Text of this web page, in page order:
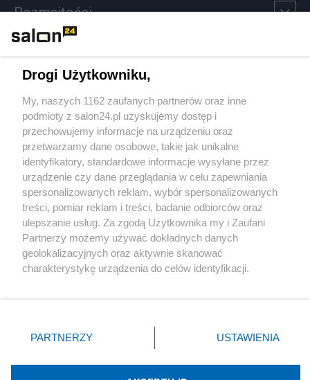
Rozmaitości
Sport
Społeczeństwo
Kultura
X Facebook Instagram Youtube
Drogi Użytkowniku,
My, naszych 1162 zaufanych partnerów oraz inne
podmioty z salon24.pl uzyskujemy dostęp i
przechowujemy informacje na urządzeniu oraz
przetwarzamy dane osobowe, takie jak unikalne
identyfikatory, standardowe informacje wysyłane przez
urządzenie czy dane przeglądania w celu zapewniania
spersonalizowanych reklam, wybór spersonalizowanych
treści, pomiar reklam i treści, badanie odbiorców oraz
ulepszanie usług. Za zgodą Użytkownika my i Zaufani
Partnerzy możemy używać dokładnych danych
geolokalizacyjnych oraz aktywnie skanować
charakterystykę urządzenia do celów identyfikacji.
zmienić/wycofać klikając przycisk ustawień prywatności
znajdujący się w lewym dolnym rogu strony
rodzaje przetwarzania danych nie wymagają zgody
użytkownika, ale masz prawo sprzeciwić się takiemu
PARTNERZY USTAWIENIA